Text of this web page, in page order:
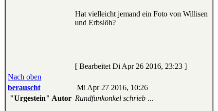
Hat vielleicht jemand ein Foto von Willisen
und Erbslöh?
[ Bearbeitet Di Apr 26 2016, 23:23 ]
Nach oben
berauscht
Mi Apr 27 2016, 10:26
"Urgestein" Autor Rundfunkonkel schrieb ...